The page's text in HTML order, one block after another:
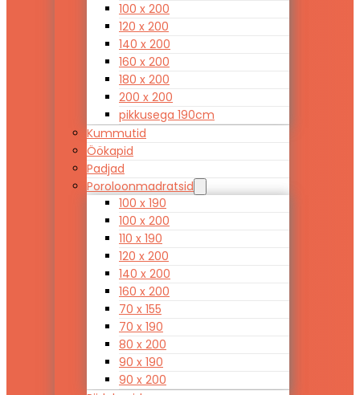
100 x 200
120 x 200
140 x 200
160 x 200
180 x 200
200 x 200
pikkusega 190cm
Kummutid
Öökapid
Padjad
Poroloonmadratsid
100 x 190
100 x 200
110 x 190
120 x 200
140 x 200
160 x 200
70 x 155
70 x 190
80 x 200
90 x 190
90 x 200